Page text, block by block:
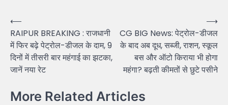
Post
navigation
⟵
RAIPUR BREAKING : राजधानी
में फिर बढ़े पेट्रोल-डीजल के दाम, 9
दिनों में तीसरी बार महंगाई का झटका,
जानें नया रेट
CG BIG News: पेट्रोल-डीजल
के बाद अब दूध, सब्जी, राशन, स्कूल
बस और ऑटो किराया भी होगा
महंगा? बढ़ती कीमतों से छुटे पसीने
⟶
More Related Articles